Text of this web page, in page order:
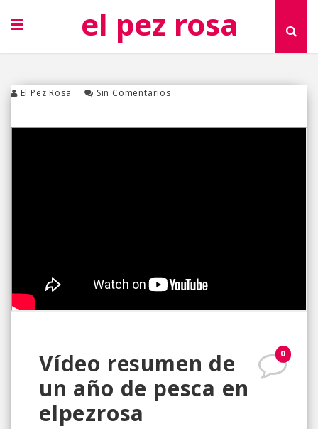
el pez rosa
El Pez Rosa Sin Comentarios
0
Vídeo resumen de
un año de pesca en
elpezrosa